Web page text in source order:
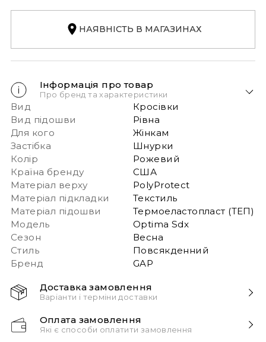
НАЯВНІСТЬ В МАГАЗИНАХ
Інформація про товар
Про бренд та характеристики
Вид
Кросівки
Вид підошви
Рівна
Для кого
Жінкам
Застібка
Шнурки
Колір
Рожевий
Країна бренду
США
Матеріал верху
PolyProtect
Матеріал підкладки
Текстиль
Матеріал підошви
Термоеластопласт (ТЕП)
Модель
Optima Sdx
Сезон
Весна
Стиль
Повсякденний
Бренд
GAP
Доставка замовлення
Варіанти і терміни доставки
моменту замовлення!
Звертаємо вашу увагу, якщо у в замовленні більше
Оплата замовлення
Які є способи оплатити замовлення